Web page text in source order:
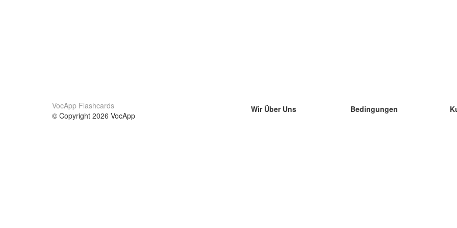
VocApp Flashcards
© Copyright 2026 VocApp
Wir Über Uns
Bedingungen